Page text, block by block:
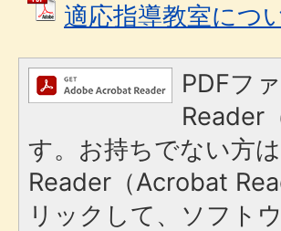
適応指導教室につ
PDFフ
Reader
す。お持ちでない方
Reader（Acrobat
リックして、ソフト